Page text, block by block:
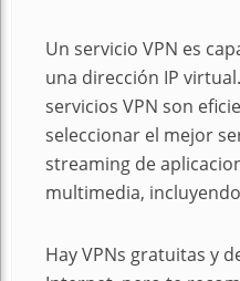
Un servicio VPN es
una dirección IP
servicios VPN son
seleccionar el mejor
streaming de
multimedia,
Hay VPNs gratuitas y